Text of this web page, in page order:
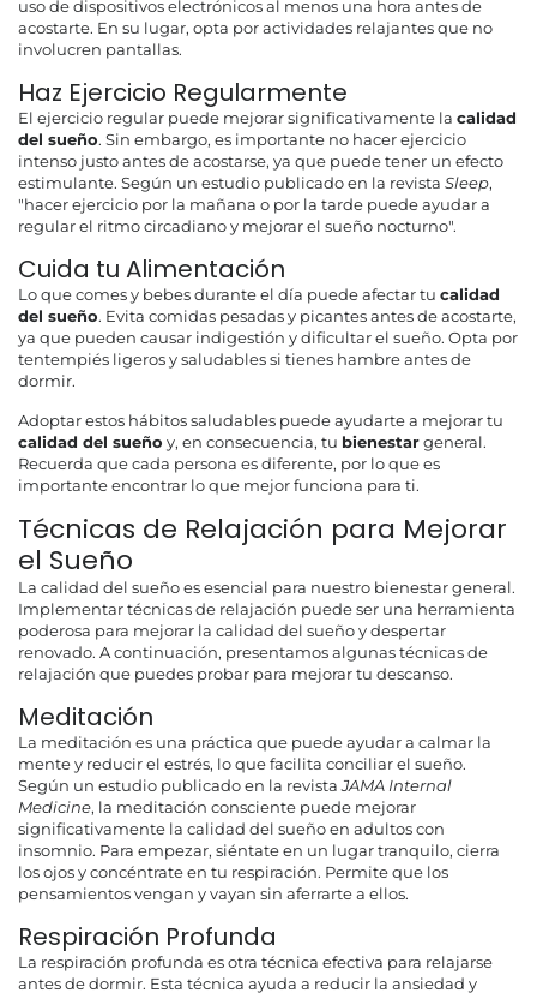
uso de dispositivos electrónicos al menos una hora antes de
acostarte. En su lugar, opta por actividades relajantes que no
involucren pantallas.
Haz Ejercicio Regularmente
El ejercicio regular puede mejorar significativamente la calidad
del sueño. Sin embargo, es importante no hacer ejercicio
intenso justo antes de acostarse, ya que puede tener un efecto
estimulante. Según un estudio publicado en la revista Sleep,
"hacer ejercicio por la mañana o por la tarde puede ayudar a
regular el ritmo circadiano y mejorar el sueño nocturno".
Cuida tu Alimentación
Lo que comes y bebes durante el día puede afectar tu calidad
del sueño. Evita comidas pesadas y picantes antes de acostarte,
ya que pueden causar indigestión y dificultar el sueño. Opta por
tentempiés ligeros y saludables si tienes hambre antes de
dormir.
Adoptar estos hábitos saludables puede ayudarte a mejorar tu
calidad del sueño y, en consecuencia, tu bienestargeneral.
Recuerda que cada persona es diferente, por lo que es
importante encontrar lo que mejor funciona para ti.
Técnicas de Relajación para Mejorar
el Sueño
La calidad del sueño es esencial para nuestro bienestar general.
Implementar técnicas de relajación puede ser una herramienta
poderosa para mejorar la calidad del sueño y despertar
renovado. A continuación, presentamos algunas técnicas de
relajación que puedes probar para mejorar tu descanso.
Meditación
La meditación es una práctica que puede ayudar a calmar la
mente y reducir el estrés, lo que facilita conciliar el sueño.
Según un estudio publicado en la revistaJAMA Internal
Medicine, la meditación consciente puede mejorar
significativamente la calidad del sueño en adultos con
insomnio. Para empezar, siéntate en un lugar tranquilo, cierra
los ojos y concéntrate en tu respiración. Permite que los
pensamientos vengan y vayan sin aferrarte a ellos.
Respiración Profunda
La respiración profunda es otra técnica efectiva para relajarse
antes de dormir. Esta técnica ayuda a reducir la ansiedad y